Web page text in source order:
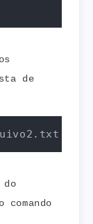
de